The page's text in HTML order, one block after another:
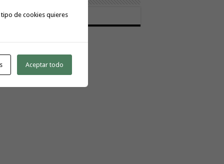
de cookies quieres
Aceptar todo